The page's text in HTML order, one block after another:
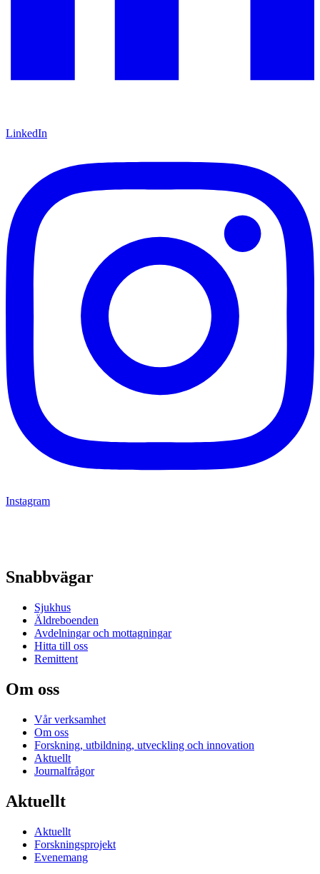
LinkedIn
Instagram
Snabbvägar
Sjukhus
Äldreboenden
Avdelningar och mottagningar
Hitta till oss
Remittent
Om oss
Vår verksamhet
Om oss
Forskning, utbildning, utveckling och innovation
Aktuellt
Journalfrågor
Aktuellt
Aktuellt
Forskningsprojekt
Evenemang